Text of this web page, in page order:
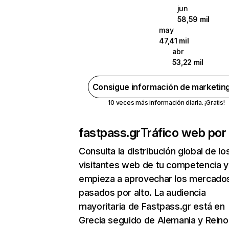
jun
58,59 mil
may
47,41 mil
abr
53,22 mil
Consigue información de
10 veces más información diaria. ¡Gratis!
fastpass.grTráfico web por
Consulta la distribución global de
visitantes web de tu competencia y
empieza a aprovechar los
pasados por alto. La audiencia
mayoritaria de Fastpass.gr está en
Grecia seguido de Alemania y Reino